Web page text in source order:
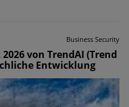
Business Security
von TrendAI (Trend
Entwicklung